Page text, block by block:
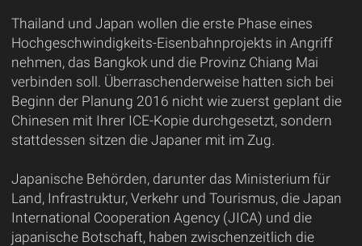
Thailand und Japan wollen die erste Phase eines
Hochgeschwindigkeits-Eisenbahnprojekts in Angriff
nehmen, das Bangkok und die Provinz Chiang Mai
verbinden soll. Überraschenderweise hatten sich bei
Beginn der Planung 2016 nicht wie zuerst geplant die
Chinesen mit Ihrer ICE-Kopie durchgesetzt, sondern
stattdessen sitzen die Japaner mit im Zug.
Japanische Behörden, darunter das Ministerium für
Land, Infrastruktur, Verkehr und Tourismus, die Japan
International Cooperation Agency (JICA) und die
japanische Botschaft, haben zwischenzeitlich die